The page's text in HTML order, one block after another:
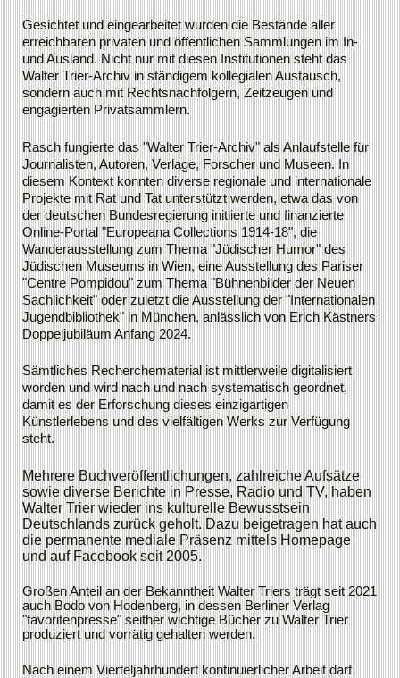
Gesichtet und eingearbeitet wurden die Bestände aller
erreichbaren privaten und öffentlichen Sammlungen im In-
und Ausland. Nicht nur mit diesen Institutionen steht das
Walter Trier-Archiv in ständigem kollegialen Austausch,
sondern auch mit Rechtsnachfolgern, Zeitzeugen und
engagierten Privatsammlern.
Rasch fungierte das "Walter Trier-Archiv" als Anlaufstelle für
Journalisten, Autoren, Verlage, Forscher und Museen. In
diesem Kontext konnten diverse regionale und internationale
Projekte mit Rat und Tat unterstützt werden, etwa das von
der deutschen Bundesregierung initiierte und finanzierte
Online-Portal "Europeana Collections 1914-18", die
Wanderausstellung zum Thema "Jüdischer Humor" des
Jüdischen Museums in Wien, eine Ausstellung des Pariser
"Centre Pompidou" zum Thema "Bühnenbilder der Neuen
Sachlichkeit" oder zuletzt die Ausstellung der "Internationalen
Jugendbibliothek" in München, anlässlich von Erich Kästners
Doppeljubiläum Anfang 2024.
Sämtliches Recherchematerial ist mittlerweile digitalisiert
worden und wird nach und nach systematisch geordnet,
damit es der Erforschung dieses einzigartigen
Künstlerlebens und des vielfältigen Werks zur Verfügung
steht.
Mehrere Buchveröffentlichungen, zahlreiche Aufsätze
sowie diverse Berichte in Presse, Radio und TV, haben
Walter Trier wieder ins kulturelle Bewusstsein
Deutschlands zurück geholt. Dazu beigetragen hat auch
die permanente mediale Präsenz mittels Homepage
und auf Facebook seit 2005.
Großen Anteil an der Bekanntheit Walter Triers trägt seit 2021
auch Bodo von Hodenberg, in dessen Berliner Verlag
"favoritenpresse" seither wichtige Bücher zu Walter Trier
produziert und vorrätig gehalten werden.
Nach einem Vierteljahrhundert kontinuierlicher Arbeit darf